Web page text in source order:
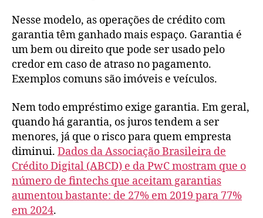
Nesse modelo, as operações de crédito com
garantia têm ganhado mais espaço. Garantia é
um bem ou direito que pode ser usado pelo
credor em caso de atraso no pagamento.
Exemplos comuns são imóveis e veículos.
Nem todo empréstimo exige garantia. Em geral,
quando há garantia, os juros tendem a ser
menores, já que o risco para quem empresta
diminui. Dados da Associação Brasileira de
Crédito Digital (ABCD) e da PwC mostram que o
número de fintechs que aceitam garantias
aumentou bastante: de 27% em 2019 para 77%
em 2024.